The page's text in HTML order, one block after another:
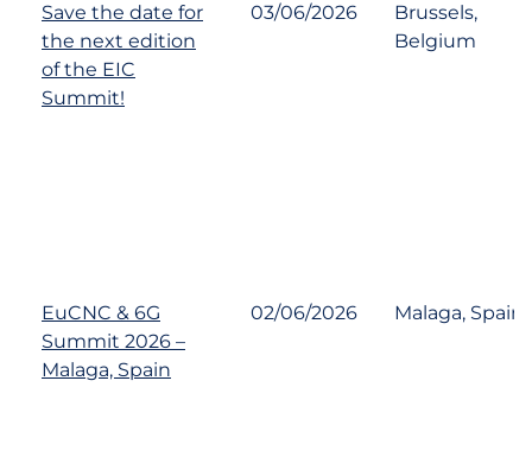
Save the date for
the next edition
of the EIC
Summit!
03/06/2026
Brussels,
Belgium
EuCNC & 6G
Summit 2026 –
Malaga, Spain
02/06/2026 Malaga, Spain